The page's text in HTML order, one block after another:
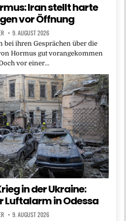
Iran stellt harte
vor Öffnung
9. AUGUST 2026
bei ihren Gesprächen über die
Hormus gut vorangekommen
vor einer…
in der Ukraine:
Luftalarm in Odessa
9. AUGUST 2026